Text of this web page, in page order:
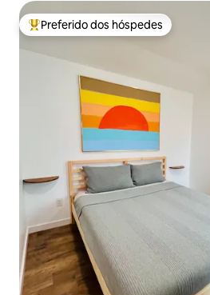
Entre os melhores preferidos dos
Preferido dos hóspedes